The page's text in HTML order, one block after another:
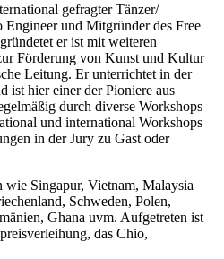
gefragter Tänzer/
und Mitgründer des Free
er ist mit weiteren
Förderung von Kunst und Kultur
Leitung. Er unterrichtet in der
ist hier einer der Pioniere aus
durch diverse Workshops
und international Workshops
in der Jury zu Gast oder
Singapur, Vietnam, Malaysia
Schweden, Polen,
Ghana uvm. Aufgetreten ist
das Chio,